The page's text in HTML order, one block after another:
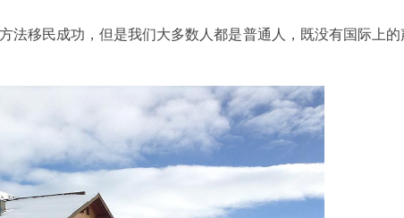
移民成功，但是我们大多数人都是普通人，既没有国际上的